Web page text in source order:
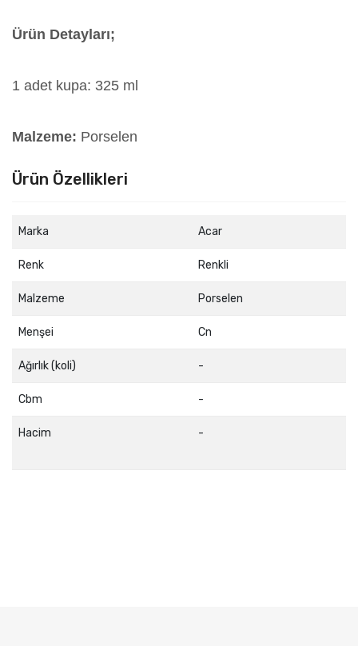
Ürün Detayları;
1 adet kupa: 325 ml
Malzeme: Porselen
Ürün Özellikleri
Marka Acar
Renk Renkli
Malzeme Porselen
Menşei Cn
Ağırlık (koli) -
Cbm -
Hacim -